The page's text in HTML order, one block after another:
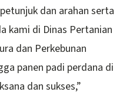
dan arahan serta
kami di Dinas Pertanian
dan Perkebunan
panen padi perdana di
dan sukses,”